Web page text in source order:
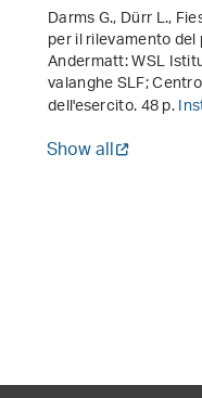
Darms G., Dürr L.,
per il rilevamento
Andermatt: WSL
valanghe SLF;
dell'esercito. 48 p.
Show all